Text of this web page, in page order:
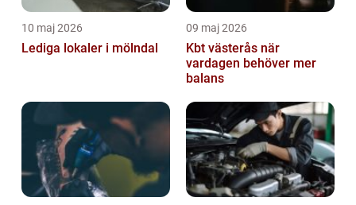
10 maj 2026
Lediga lokaler i mölndal
09 maj 2026
Kbt västerås när
vardagen behöver mer
balans